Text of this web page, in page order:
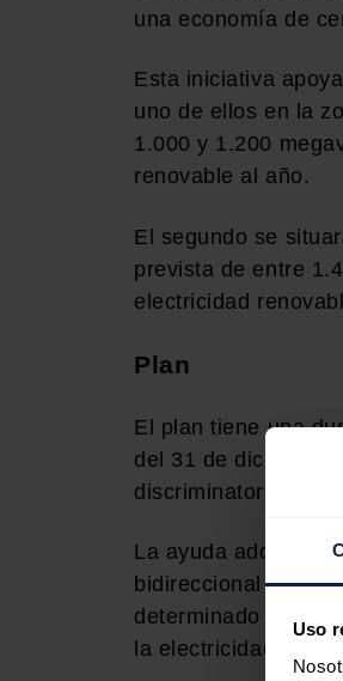
Uso
una economía de
Esta iniciativa
uno de ellos en la
1.000 y 1.200
renovable al año.
El segundo se
prevista de entre
electricidad
Plan
El plan tiene una
del 31 de diciembre
discriminatorios,
La ayuda adoptará
bidireccional por
determinado en la
la electricidad.